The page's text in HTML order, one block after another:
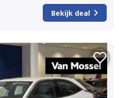
Bekijk deal